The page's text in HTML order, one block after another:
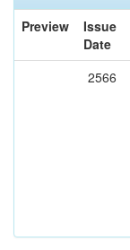
Preview
Issue
Date
2566